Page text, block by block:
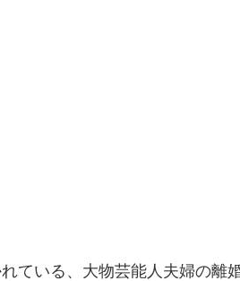
ている、大物芸能人夫婦の離